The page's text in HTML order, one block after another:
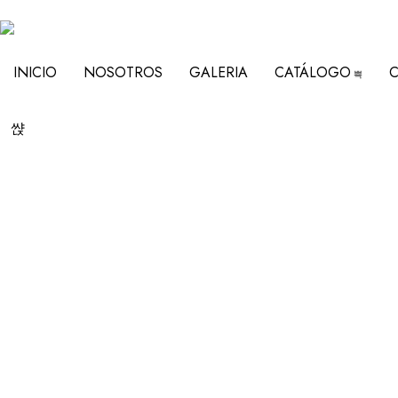
INICIO NOSOTROS GALERIA CATÁLOGO